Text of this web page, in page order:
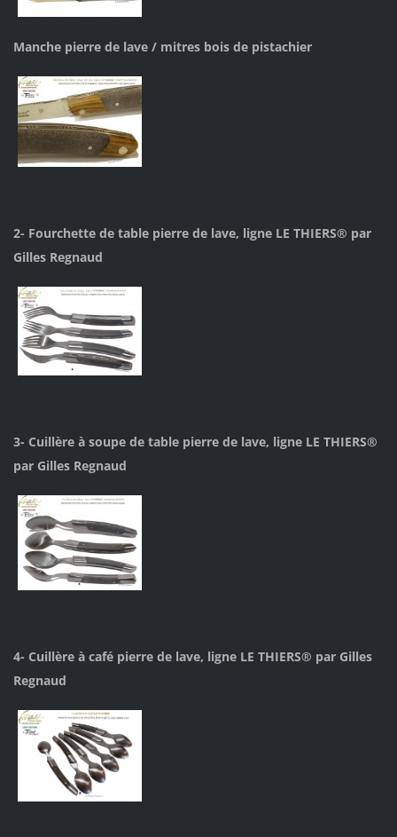
Manche pierre de lave / mitres bois de pistachier
2- Fourchette de table pierre de lave, ligne LE THIERS® par
Gilles Regnaud
3- Cuillère à soupe de table pierre de lave, ligne LE THIERS®
par Gilles Regnaud
4- Cuillère à café pierre de lave, ligne LE THIERS® par Gilles
Regnaud